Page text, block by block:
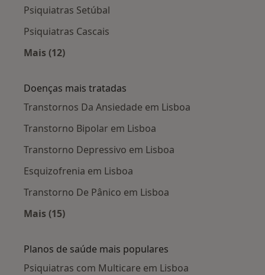
Psiquiatras Setúbal
Psiquiatras Cascais
Mais (12)
Doenças mais tratadas
Transtornos Da Ansiedade em Lisboa
Transtorno Bipolar em Lisboa
Transtorno Depressivo em Lisboa
Esquizofrenia em Lisboa
Transtorno De Pânico em Lisboa
Mais (15)
Planos de saúde mais populares
Psiquiatras com Multicare em Lisboa